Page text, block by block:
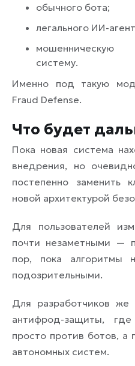
обычного бота;
легального ИИ-
мошенническую
систему.
Именно под такую
Fraud Defense.
Что будет
Пока новая система
внедрения, но
постепенно заменить
новой архитектурой
Для пользователей
почти незаметными —
пор, пока алгоритмы
подозрительными.
Для разработчиков же
антифрод-защиты,
просто против ботов, а
автономных систем.